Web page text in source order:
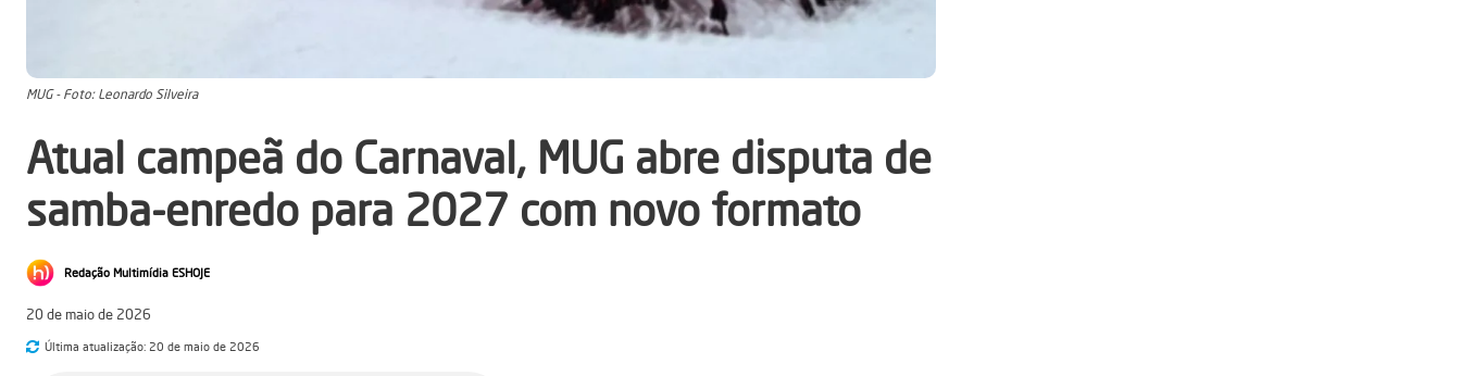
MUG - Foto: Leonardo Silveira
Atual campeã do Carnaval, MUG abre disputa de
samba-enredo para 2027 com novo formato
Redação Multimídia ESHOJE
20 de maio de 2026
Última atualização: 20 de maio de 2026